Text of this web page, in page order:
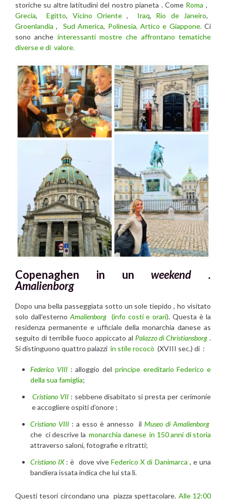
storiche su altre latitudini del nostro pianeta . Come Roma ,
Grecia,Egitto, Vicino Oriente, Iraq, Rio de Janeiro,
Groenlandia , Sud America, Polinesia, Artico e Giappone.Ci
sono anche interessanti mostre che affrontano tematiche
diverse e di valore.
Copenaghen in un weekend .
Amalienborg
Dopo una bella passeggiata sotto un sole tiepido , ho visitato
solo dall’esterno Amalienborg (info costi e orari). Questa è la
residenza permanente e ufficiale della monarchia danese as
seguito di terribile fuoco appiccato al Palazzo di Christiansborg .
Si distinguono quattro palazzi in stile rococò (XVIII sec.) di :
Federico VIII : alloggio del principe ereditario Federico e
della sua famiglia;
Cristiano VII : sebbene disabitato si presta per cerimonie
e accogliere ospiti d’onore ;
Cristiano VIII : a esso è annesso il Museo di Amalienborg
che ci descrive lamonarchia danese in 150 anni di storia
attraverso saloni, fotografie e ritratti;
Cristiano IX : è dove viveFederico X di Danimarca , e una
bandiera issata indica che lui sta lì.
Questi tesori circondano una piazza spettacolare. Alle 12:00